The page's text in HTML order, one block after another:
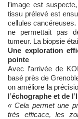
l’image est
tissu prélevé est
cellules cancéreuses.
ne permettait pas
tumeur. La biopsie
Une exploration
pointe
Avec l’arrivée de
basé près de
on améliore la
l’échographe et de
« Cela permet une
très efficace, les